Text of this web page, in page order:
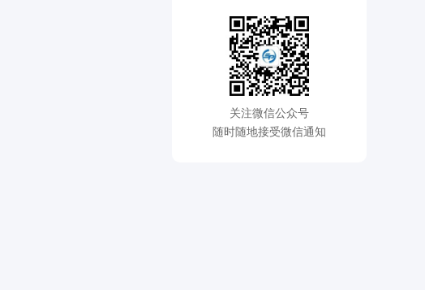
关注微信公众号
随时随地接受微信通知